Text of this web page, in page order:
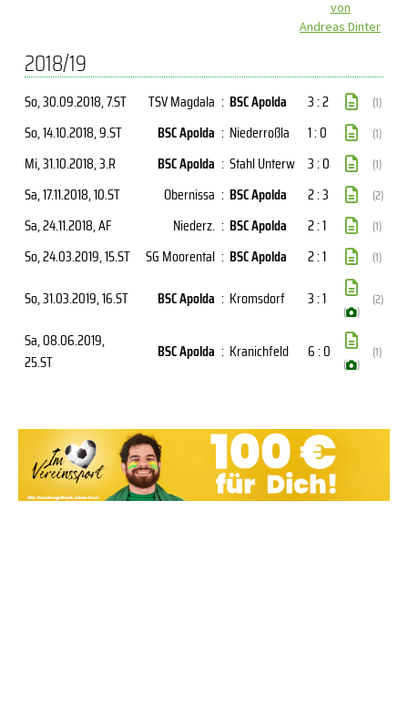
von
Andreas Dinter
2018/19
So, 30.09.2018, 7.ST TSV Magdala : BSC Apolda 3 : 2 (1)
So, 14.10.2018, 9.ST BSC Apolda : Niederroßla 1 : 0 (1)
Mi, 31.10.2018, 3.R BSC Apolda : Stahl Unterw 3 : 0 (1)
Sa, 17.11.2018, 10.ST Obernissa : BSC Apolda 2 : 3 (2)
Sa, 24.11.2018, AF Niederz. : BSC Apolda 2 : 1 (1)
So, 24.03.2019, 15.ST SG Moorental : BSC Apolda 2 : 1 (1)
So, 31.03.2019, 16.ST BSC Apolda : Kromsdorf 3 : 1
( )
(2)
Sa, 08.06.2019,
25.ST
BSC Apolda : Kranichfeld 6 : 0
( )
(1)